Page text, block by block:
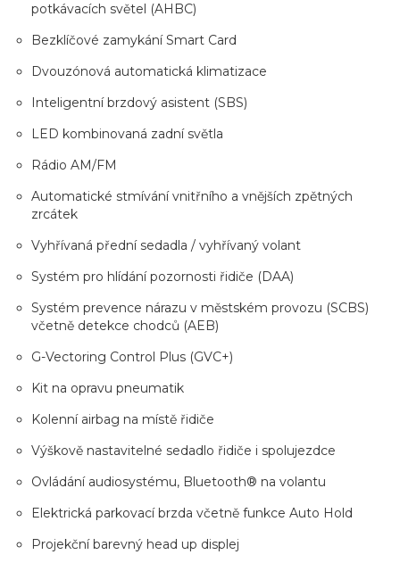
potkávacích světel (AHBC)
Bezklíčové zamykání Smart Card
Dvouzónová automatická klimatizace
Inteligentní brzdový asistent (SBS)
LED kombinovaná zadní světla
Rádio AM/FM
Automatické stmívání vnitřního a vnějších zpětných
zrcátek
Vyhřívaná přední sedadla / vyhřívaný volant
Systém pro hlídání pozornosti řidiče (DAA)
Systém prevence nárazu v městském provozu (SCBS)
včetně detekce chodců (AEB)
G-Vectoring Control Plus (GVC+)
Kit na opravu pneumatik
Kolenní airbag na místě řidiče
Výškově nastavitelné sedadlo řidiče i spolujezdce
Ovládání audiosystému, Bluetooth® na volantu
Elektrická parkovací brzda včetně funkce Auto Hold
Projekční barevný head up displej